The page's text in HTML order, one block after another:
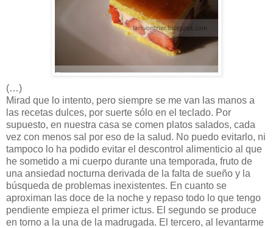
(…)
Mirad que lo intento, pero siempre se me van las manos a
las recetas dulces, por suerte sólo en el teclado. Por
supuesto, en nuestra casa se comen platos salados, cada
vez con menos sal por eso de la salud. No puedo evitarlo, ni
tampoco lo ha podido evitar el descontrol alimenticio al que
he sometido a mi cuerpo durante una temporada, fruto de
una ansiedad nocturna derivada de la falta de sueño y la
búsqueda de problemas inexistentes. En cuanto se
aproximan las doce de la noche y repaso todo lo que tengo
pendiente empieza el primer ictus. El segundo se produce
en torno a la una de la madrugada. El tercero, al levantarme